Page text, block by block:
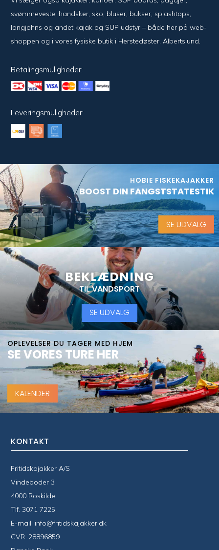
svømme­veste, hand­sker, sko, bluser, bukser, splash­tops,
long­johns og andet kajak og SUP udstyr – både her på web­
shoppen og i vores fysiske butik i Her­sted­øster, Alberts­lund.
Betalingsmuligheder:
Leveringsmuligheder:
HOBIE FISKEKAJAKKER
BOOST DIN FANGSTSTATESTIK
SE UDVALG
BEKLÆDNING
TIL VANDSPORT
SE UDVALG
OPLEVELSER DU TAGER MED HJEM
SE VORES TURE HER
KALENDER
KONTAKT
Fritidskajakker A/S
Vindeboder 3
4000 Roskilde
Tlf.3071 7225
E-mail: info@fritidskajakker.dk
CVR. 28896859